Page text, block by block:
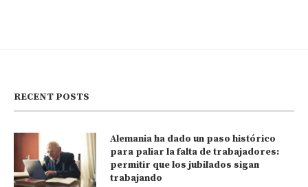
RECENT POSTS
Alemania ha dado un paso histórico
para paliar la falta de trabajadores:
permitir que los jubilados sigan
trabajando